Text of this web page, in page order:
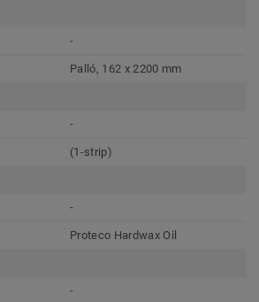
-
Palló, 162 x 2200 mm
-
(1-strip)
-
Proteco Hardwax Oil
-